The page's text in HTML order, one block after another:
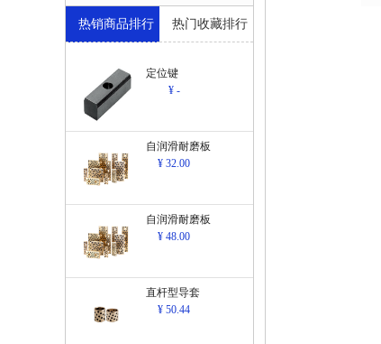
热销商品排行 热门收藏排行
定位键
¥ -
自润滑耐磨板
¥ 32.00
自润滑耐磨板
¥ 48.00
直杆型导套
¥ 50.44